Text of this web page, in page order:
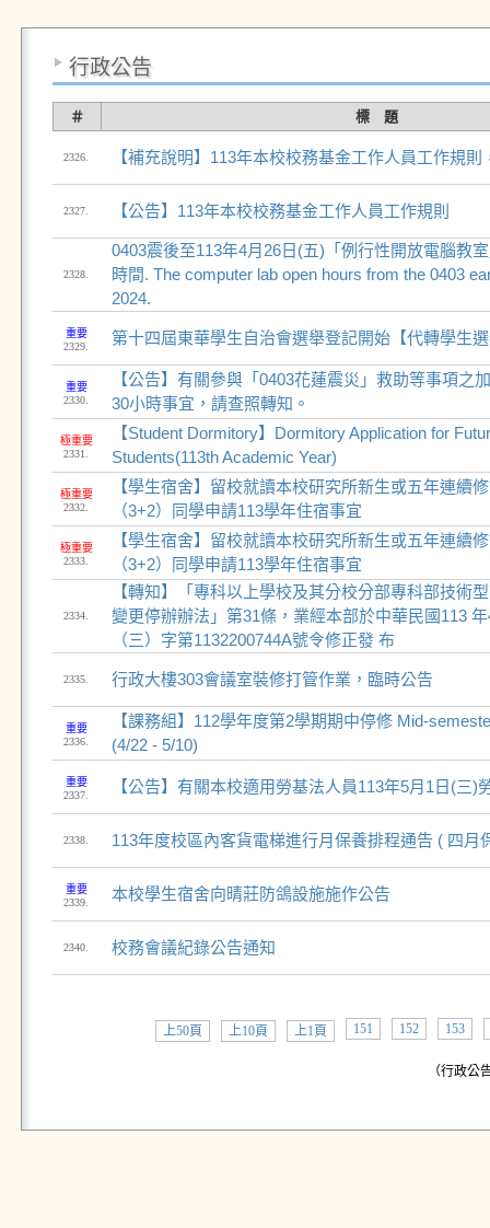
行政公告
＃ 標 題
2326. 【補充說明】113年本校校務基金工作人員工作規則
2327. 【公告】113年本校校務基金工作人員工作規則
2328.
0403震後至113年4月26日(五)「例行性開放電腦教
時間. The computer lab open hours from the 0403
2024.
重要
2329.
第十四屆東華學生自治會選舉登記開始【代轉學生
重要
2330.
【公告】有關參與「0403花蓮震災」救助等事項之
30小時事宜，請查照轉知。
極重要
2331.
【Student Dormitory】Dormitory Application for
Students(113th Academic Year)
極重要
2332.
【學生宿舍】留校就讀本校研究所新生或五年連續
（3+2）同學申請113學年住宿事宜
極重要
2333.
【學生宿舍】留校就讀本校研究所新生或五年連續
（3+2）同學申請113學年住宿事宜
2334.
【轉知】「專科以上學校及其分校分部專科部技術
變更停辦辦法」第31條，業經本部於中華民國113
（三）字第1132200744A號令修正發 布
2335. 行政大樓303會議室裝修打管作業，臨時公告
重要
2336.
【課務組】112學年度第2學期期中停修 Mid-
(4/22 - 5/10)
重要
2337.
【公告】有關本校適用勞基法人員113年5月1日(三)
2338. 113年度校區內客貨電梯進行月保養排程通告 ( 四月
重要
2339.
本校學生宿舍向晴莊防鴿設施施作公告
2340. 校務會議紀錄公告通知
上50頁 上10頁 上1頁 151 152 153
（行政公